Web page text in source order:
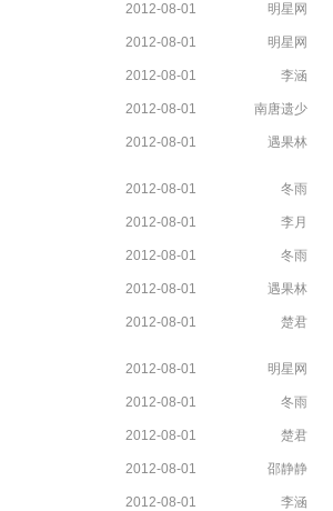
明星网
2012-08-01
明星网
2012-08-01
李涵
2012-08-01
南唐遗少
2012-08-01
遇果林
2012-08-01
冬雨
2012-08-01
李月
2012-08-01
冬雨
2012-08-01
遇果林
2012-08-01
楚君
2012-08-01
明星网
2012-08-01
冬雨
2012-08-01
楚君
2012-08-01
邵静静
2012-08-01
李涵
2012-08-01